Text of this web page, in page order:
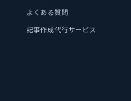
よくある質問
記事作成代行サービス